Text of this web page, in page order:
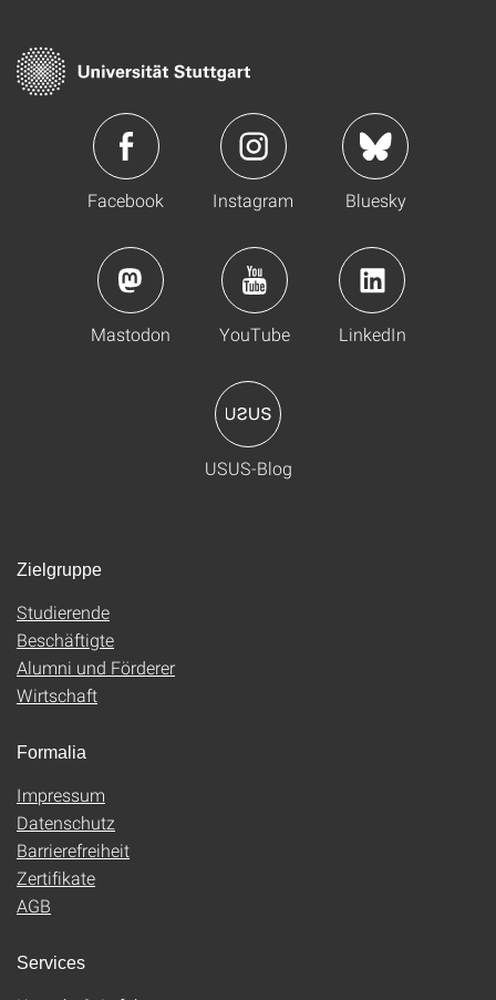
Facebook Instagram Bluesky
Mastodon YouTube LinkedIn
USUS-Blog
Zielgruppe
Studierende
Beschäftigte
Alumni und Förderer
Wirtschaft
Formalia
Impressum
Datenschutz
Barrierefreiheit
Zertifikate
AGB
Services